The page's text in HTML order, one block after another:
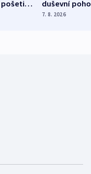
duševní
ukázala
7. 8. 2026